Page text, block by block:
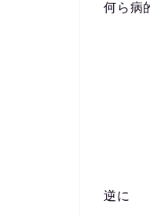
何ら病
逆に